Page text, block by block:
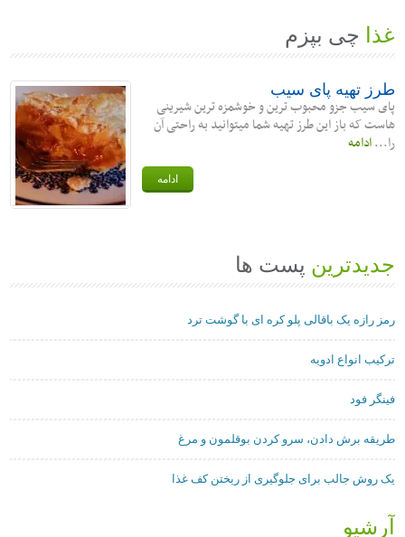
غذا چی بپزم
طرز تهیه پای سیب
پای سیب جزو محبوب ترین و خوشمزه ترین شیرینی
هاست که باز این طرز تهیه شما میتوانید به راحتی آن
را...ادامه
ادامه
جدیدترین پست ها
رمز رازه یک باقالی پلو کره ای با گوشت ترد
ترکیب انواع ادویه
فینگر فود
طریقه برش دادن، سرو کردن بوقلمون و مرغ
یک روش جالب برای جلوگیری از ریختن کف غذا
آرشیو